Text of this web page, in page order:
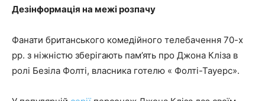
Дезінформація на межі розпачу
Фанати британського комедійного телебачення 70-х
рр. з ніжністю зберігають пам’ять про Джона Кліза в
ролі Безіла Фолті, власника готелю « Фолті-Тауерс».